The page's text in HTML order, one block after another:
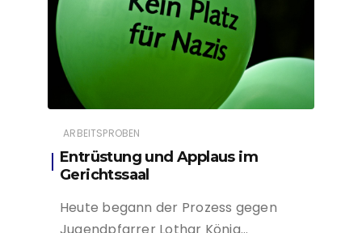
ARBEITSPROBEN
Entrüstung und Applaus im
Gerichtssaal
Heute begann der Prozess gegen